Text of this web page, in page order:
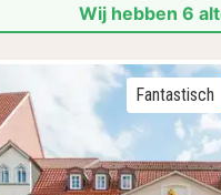
Wij hebben 6
Fantastisch